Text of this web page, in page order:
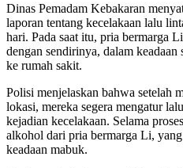
Dinas Pemadam Kebakaran
laporan tentang kecelakaan lalu
hari. Pada saat itu, pria bermarga
dengan sendirinya, dalam
ke rumah sakit.
Polisi menjelaskan bahwa setelah
lokasi, mereka segera mengatur
kejadian kecelakaan. Selama
alkohol dari pria bermarga Li,
keadaan mabuk.